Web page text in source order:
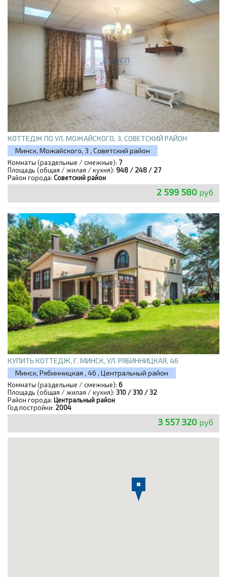
КОТТЕДЖ ПО УЛ. МОЖАЙСКОГО, 3, СОВЕТСКИЙ РАЙОН
Минск, Можайского, 3 , Советский район
Комнаты (раздельные / смежные): 7
Площадь (общая / жилая / кухня): 948 / 248 / 27
Район города: Советский район
2 599 580 руб
КУПИТЬ КОТТЕДЖ, Г. МИНСК, УЛ. РЯБИННИЦКАЯ, 46
Минск, Рябинницкая , 46 , Центральный район
Комнаты (раздельные / смежные): 6
Площадь (общая / жилая / кухня): 310 / 310 / 32
Район города: Центральный район
Год постройки: 2004
3 557 320 руб